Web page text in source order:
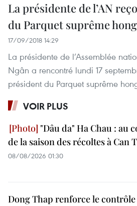
La présidente de l’AN
du Parquet suprême
17/09/2018 14:29
La présidente de l’Assemblée
Ngân a rencontré lundi 17
président du Parquet suprême
VOIR PLUS
"Dâu da" Ha Chau : au
de la saison des récoltes à Can
08/08/2026 01:30
Dong Thap renforce le contrôle